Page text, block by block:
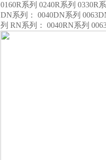
0160R系列 0240R系列 0330R
DN系列： 0040DN系列
列 RN系列： 0040RN系列